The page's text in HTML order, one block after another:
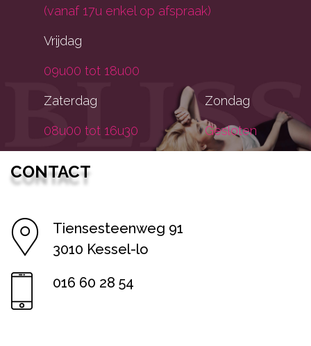
(vanaf 17u enkel op afspraak)
Vrijdag
09u00 tot 18u00
Zaterdag
08u00 tot 16u30
Zondag
Gesloten
CONTACT
Tiensesteenweg 91
3010 Kessel-lo
016 60 28 54